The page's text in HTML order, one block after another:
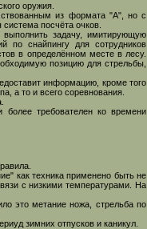
оружия.
из формата "А", но с
посчёта очков.
выполнить задачу, имитирующую
по снайпингу для сотрудников
в определённом месте в лесу.
позицию для стрельбы,
информацию, кроме того
а то и всего соревнования.
требователен ко времени
как техника применено быть не
с низкими температурами. На
это метание ножа, стрельба по
зимних отпусков и каникул.